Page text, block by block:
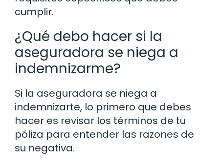
cumplir.
¿Qué debo hacer si la
aseguradora se niega a
indemnizarme?
Si la aseguradora se niega a
indemnizarte, lo primero que debes
hacer es revisar los términos de tu
póliza para entender las razones de
su negativa.